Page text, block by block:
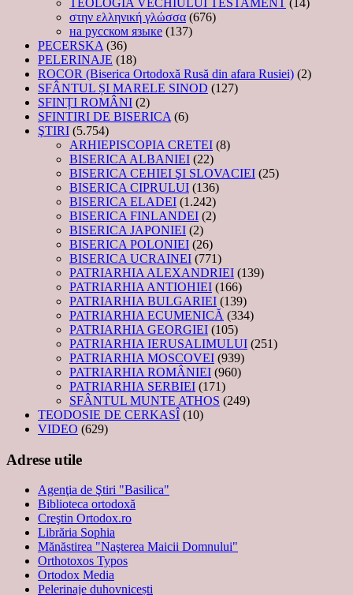
στην ελληνική γλώσσα (676)
на русском языке (137)
PECERSKA (36)
PELERINAJE (18)
ROCOR (Biserica Ortodoxă Rusă din afara Rusiei) (2)
SFÂNTUL ȘI MARELE SINOD (127)
SFINȚI ROMÂNI (2)
SFINTIRI DE BISERICA (6)
ŞTIRI (5.754)
ARHIEPISCOPIA CRETEI (8)
BISERICA ALBANIEI (22)
BISERICA CEHIEI ŞI SLOVACIEI (25)
BISERICA CIPRULUI (136)
BISERICA ELADEI (1.242)
BISERICA FINLANDEI (2)
BISERICA JAPONIEI (2)
BISERICA POLONIEI (26)
BISERICA UCRAINEI (771)
PATRIARHIA ALEXANDRIEI (139)
PATRIARHIA ANTIOHIEI (166)
PATRIARHIA BULGARIEI (139)
PATRIARHIA ECUMENICĂ (334)
PATRIARHIA GEORGIEI (105)
PATRIARHIA IERUSALIMULUI (251)
PATRIARHIA MOSCOVEI (939)
PATRIARHIA ROMÂNIEI (960)
PATRIARHIA SERBIEI (171)
SFÂNTUL MUNTE ATHOS (249)
TEODOSIE DE CERKASÎ (10)
VIDEO (629)
Adrese utile
Agenţia de Ştiri "Basilica"
Biblioteca ortodoxă
Creştin Ortodox.ro
Librăria Sophia
Mănăstirea "Naşterea Maicii Domnului"
Orthotoxos Typos
Ortodox Media
Pelerinaje duhovnicești